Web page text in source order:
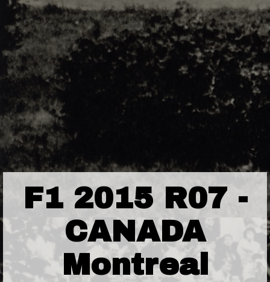
F1 2015 R07 -
CANADA
Montreal